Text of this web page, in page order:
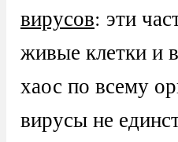
вирусов: эти
живые клетки и
хаос по всему
вирусы не